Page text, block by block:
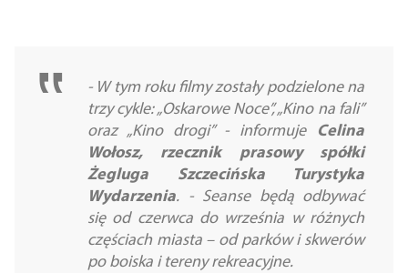
- W tym roku filmy zostały podzielone na
trzy cykle: „Oskarowe Noce”, „Kino na fali”
oraz „Kino drogi” - informuje Celina
Wołosz, rzecznik prasowy spółki
Żegluga Szczecińska Turystyka
Wydarzenia. - Seanse będą odbywać
się od czerwca do września w różnych
częściach miasta – od parków i skwerów
po boiska i tereny rekreacyjne.